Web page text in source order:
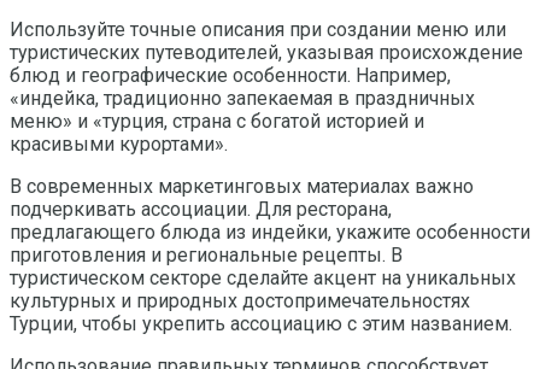
Используйте точные описания при создании меню или
туристических путеводителей, указывая происхождение
блюд и географические особенности. Например,
«индейка, традиционно запекаемая в праздничных
меню» и «турция, страна с богатой историей и
красивыми курортами».
В современных маркетинговых материалах важно
подчеркивать ассоциации. Для ресторана,
предлагающего блюда из индейки, укажите особенности
приготовления и региональные рецепты. В
туристическом секторе сделайте акцент на уникальных
культурных и природных достопримечательностях
Турции, чтобы укрепить ассоциацию с этим названием.